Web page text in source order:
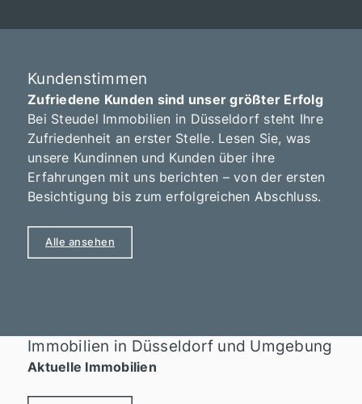
Kundenstimmen
Zufriedene Kunden sind unser größter Erfolg
Bei Steudel Immobilien in Düsseldorf steht Ihre
Zufriedenheit an erster Stelle. Lesen Sie, was
unsere Kundinnen und Kunden über ihre
Erfahrungen mit uns berichten – von der ersten
Besichtigung bis zum erfolgreichen Abschluss.
Alle ansehen
Immobilien in Düsseldorf und Umgebung
Aktuelle Immobilien